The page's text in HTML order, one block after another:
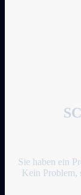
Sie haben ein
Kein